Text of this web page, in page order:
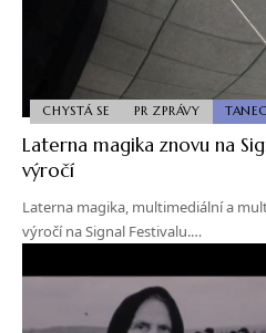
CHYSTÁ SE PR ZPRÁVY TANEC
Laterna magika znovu na
výročí
Laterna magika, multimediální a
výročí na Signal Festivalu.…